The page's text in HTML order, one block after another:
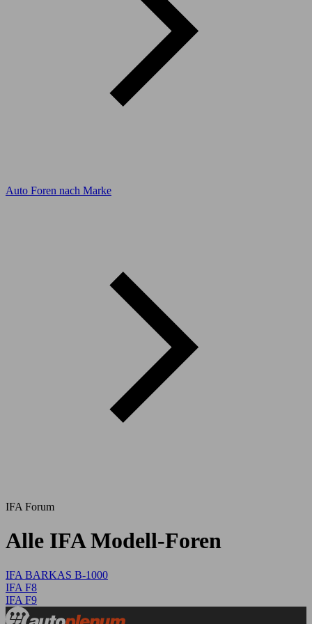
Auto Foren nach Marke
IFA Forum
Alle IFA Modell-Foren
IFA BARKAS B-1000
IFA F8
IFA F9